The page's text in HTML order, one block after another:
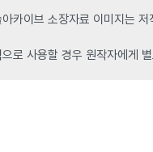
카이브 소장자료 이미지는
로 사용할 경우 원작자에게